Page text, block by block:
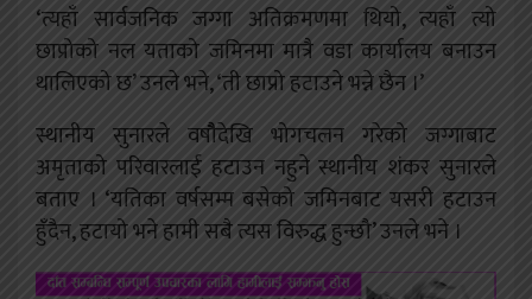
‘त्यहाँ सार्वजनिक जग्गा अतिक्रमणमा थियो, त्यहाँ त्यो
छाप्रोको नल यताको जमिनमा मात्रै वडा कार्यालय बनाउन
थालिएको छ’ उनले भने, ‘ती छाप्रो हटाउने भन्ने छैन ।’
स्थानीय सुनारले वषौैदेखि भोगचलन गरेको जग्गाबाट
अमृताको परिवारलाई हटाउन नहुने स्थानीय शंकर सुनारले
बताए । ‘यतिका वर्षसम्म बसेको जमिनबाट यसरी हटाउन
हुँदैन, हटायो भने हामी सबै त्यस विरुद्ध हुन्छौ’ उनले भने ।